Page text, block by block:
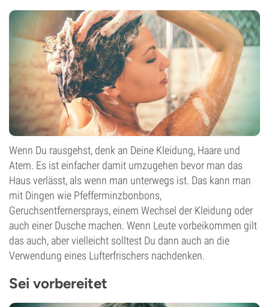
Wenn Du rausgehst, denk an Deine Kleidung, Haare und
Atem. Es ist einfacher damit umzugehen bevor man das
Haus verlässt, als wenn man unterwegs ist. Das kann man
mit Dingen wie Pfefferminzbonbons,
Geruchsentfernersprays, einem Wechsel der Kleidung oder
auch einer Dusche machen. Wenn Leute vorbeikommen gilt
das auch, aber vielleicht solltest Du dann auch an die
Verwendung eines Lufterfrischers nachdenken.
Sei vorbereitet